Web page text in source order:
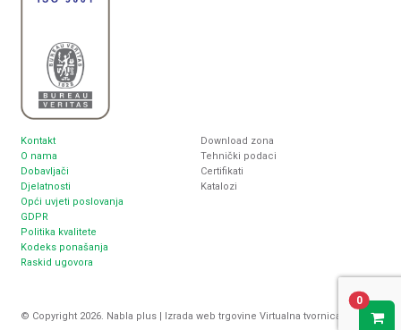
Kontakt
O nama
Dobavljači
Djelatnosti
Opći uvjeti poslovanja
GDPR
Politika kvalitete
Kodeks ponašanja
Raskid ugovora
Download zona
Tehnički podaci
Certifikati
Katalozi
© Copyright 2026. Nabla plus | Izrada web trgovine Virtualna tvornica
0